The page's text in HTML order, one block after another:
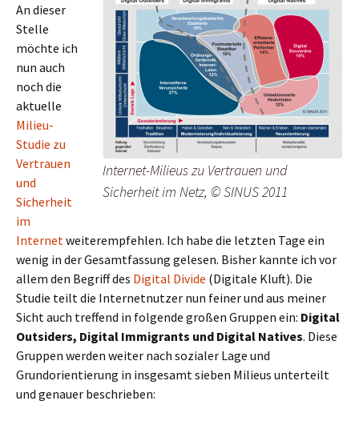
Internet-Milieus zu Vertrauen und
Sicherheit im Netz, © SINUS 2011
An dieser
Stelle
möchte ich
nun auch
noch die
aktuelle
Milieu-
Studie zu
Vertrauen
und
Sicherheit
im
Internetweiterempfehlen. Ich habe die letzten Tage ein
wenig in der Gesamtfassung gelesen. Bisher kannte ich vor
allem den Begriff des Digital Divide (Digitale Kluft). Die
Studie teilt die Internetnutzer nun feiner und aus meiner
Sicht auch treffend in folgende großen Gruppen ein: Digital
Outsiders, Digital Immigrants und Digital Natives. Diese
Gruppen werden weiter nach sozialer Lage und
Grundorientierung in insgesamt sieben Milieus unterteilt
und genauer beschrieben: